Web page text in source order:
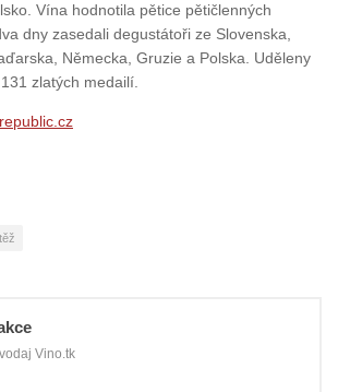
Vína hodnotila pětice pětičlenných
dny zasedali degustátoři ze Slovenska,
Německa, Gruzie a Polska. Uděleny
zlatých medailí.
Vino.tk